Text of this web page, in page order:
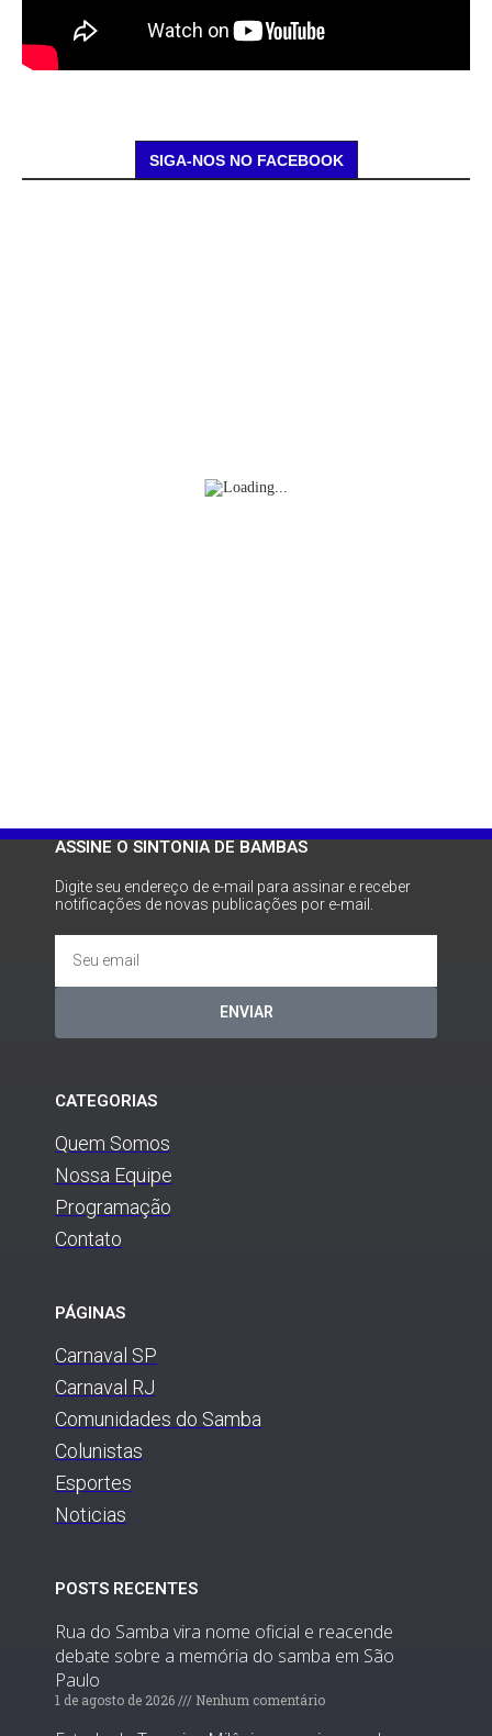
SIGA-NOS NO FACEBOOK
ASSINE O SINTONIA DE BAMBAS
Digite seu endereço de e-mail para assinar e receber
notificações de novas publicações por e-mail.
ENVIAR
CATEGORIAS
Quem Somos
Nossa Equipe
Programação
Contato
PÁGINAS
Carnaval SP
Carnaval RJ
Comunidades do Samba
Colunistas
Esportes
Noticias
POSTS RECENTES
Rua do Samba vira nome oficial e reacende
debate sobre a memória do samba em São
Paulo
1 de agosto de 2026 Nenhum comentário